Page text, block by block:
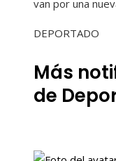
van por una
DEPORTADO
Más
de